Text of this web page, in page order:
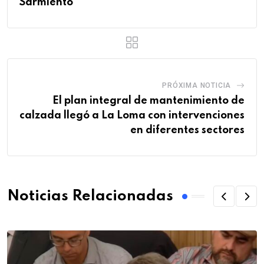
Sarmiento
PRÓXIMA NOTICIA
El plan integral de mantenimiento de
calzada llegó a La Loma con intervenciones
en diferentes sectores
Noticias Relacionadas